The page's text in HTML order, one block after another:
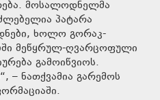
მოსალოდნელმა
პატარა
ხოლო გორაკ-
მეწყრულ-ღვარცოფული
გამოიწვიოს.
– ნათქვამია გარემოს